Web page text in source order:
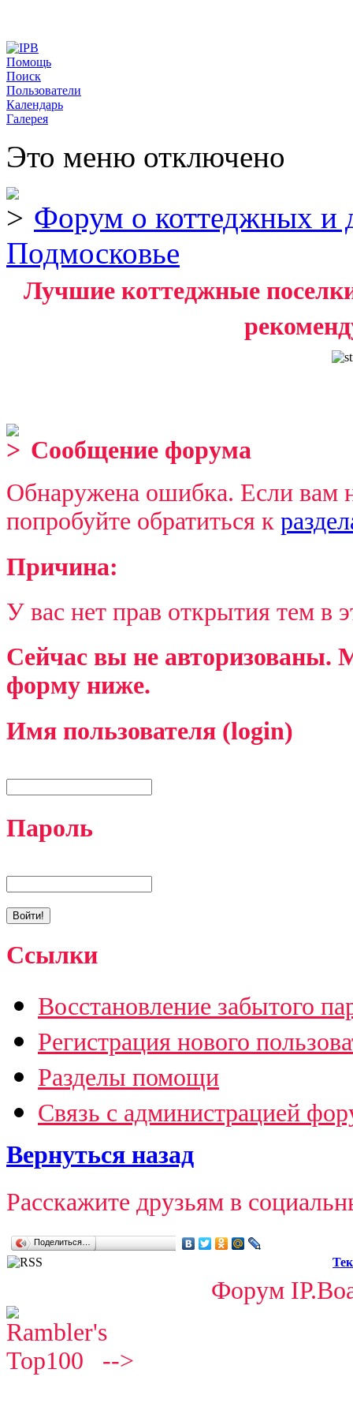
Помощь
Поиск
Пользователи
Календарь
Галерея
Это меню отключено
Форум о коттеджных и
Подмосковье
Лучшие коттеджные
Сообщение форума
Обнаружена ошибка. Если вам
попробуйте обратиться к
Причина:
У вас нет прав открытия тем в
Сейчас вы не авторизованы.
форму ниже.
Имя пользователя (login)
Пароль
Ссылки
Восстановление забытого
Регистрация нового
Разделы помощи
Связь с администрацией
Вернуться назад
Расскажите друзьям в
Поделиться…
Форум
-->